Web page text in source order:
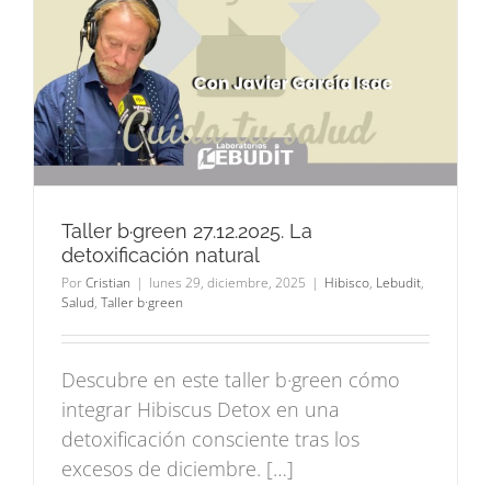
Taller b·green 27.12.2025. La
detoxificación natural
PorCristian | lunes 29, diciembre, 2025 | Hibisco, Lebudit,
Salud, Taller b·green
Descubre en este taller b·green cómo
integrar Hibiscus Detox en una
detoxificación consciente tras los
excesos de diciembre. […]